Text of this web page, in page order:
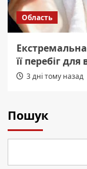
Область
її перебіг
3 дні тому назад
Пошук